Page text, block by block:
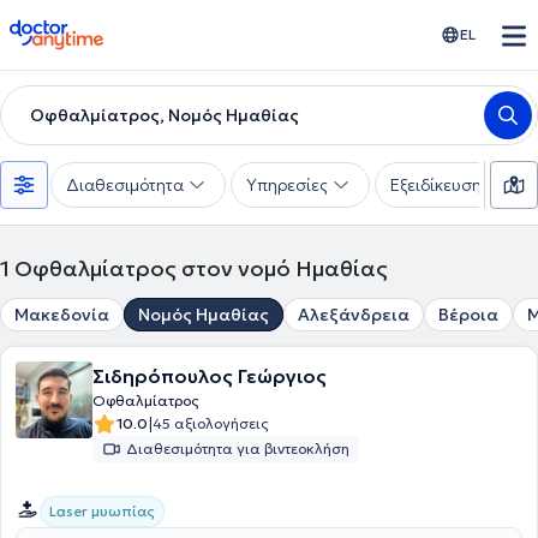
doctoranytime EL
Οφθαλμίατρος, Νομός Ημαθίας
Διαθεσιμότητα Υπηρεσίες Εξειδίκευση
1 Οφθαλμίατρος στον νομό Ημαθίας
Μακεδονία Νομός Ημαθίας Αλεξάνδρεια Βέροια
Σιδηρόπουλος Γεώργιος
Οφθαλμίατρος
10.0|45 αξιολογήσεις
Διαθεσιμότητα για βιντεοκλήση
Laser μυωπίας